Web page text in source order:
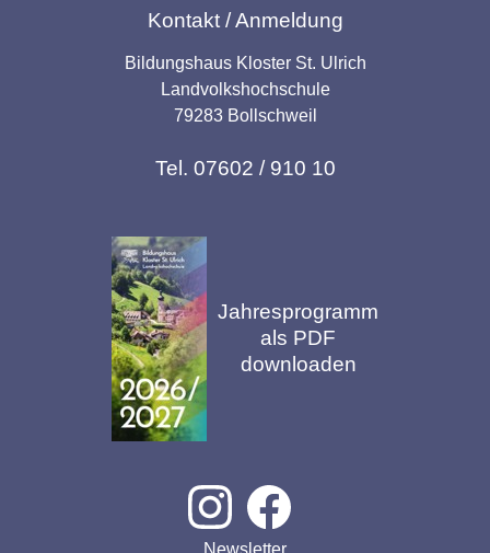
Kontakt / Anmeldung
Bildungshaus Kloster St. Ulrich
Landvolkshochschule
79283 Bollschweil
Tel. 07602 / 910 10
Jahresprogramm
als PDF
downloaden
Newsletter